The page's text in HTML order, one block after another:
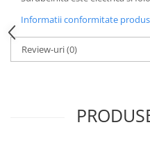
Informatii conformitate produs
Review-uri(0)